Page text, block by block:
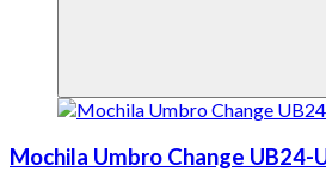
Mochila Umbro Change UB24-